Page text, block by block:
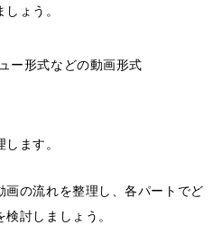
ょう。
ー形式などの動画形式
ます。
の流れを整理し、各パートでど
討しましょう。